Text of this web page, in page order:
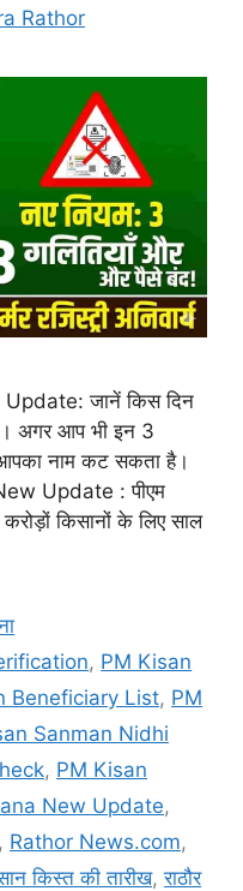
Rathor
जानें किस दिन
अगर आप भी इन 3
नाम कट सकता है।
Update : पीएम
किसानों के लिए साल
, PM Kisan
Beneficiary List, PM
Sanman Nidhi
, PM Kisan
New Update,
, Rathor News.com,
किस्त की तारीख,राठौर